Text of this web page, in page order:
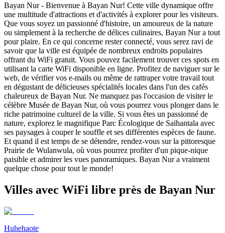
Bayan Nur- Bienvenue à Bayan Nur! Cette ville dynamique offre
une multitude d'attractions et d'activités à explorer pour les visiteurs.
Que vous soyez un passionné d'histoire, un amoureux de la nature
ou simplement à la recherche de délices culinaires, Bayan Nur a tout
pour plaire. En ce qui concerne rester connecté, vous serez ravi de
savoir que la ville est équipée de nombreux endroits populaires
offrant du WiFi gratuit. Vous pouvez facilement trouver ces spots en
utilisant la carte WiFi disponible en ligne. Profitez de naviguer sur le
web, de vérifier vos e-mails ou même de rattraper votre travail tout
en dégustant de délicieuses spécialités locales dans l'un des cafés
chaleureux de Bayan Nur. Ne manquez pas l'occasion de visiter le
célèbre Musée de Bayan Nur, où vous pourrez vous plonger dans le
riche patrimoine culturel de la ville. Si vous êtes un passionné de
nature, explorez le magnifique Parc Écologique de Saihantala avec
ses paysages à couper le souffle et ses différentes espèces de faune.
Et quand il est temps de se détendre, rendez-vous sur la pittoresque
Prairie de Wulanwula, où vous pourrez profiter d'un pique-nique
paisible et admirer les vues panoramiques. Bayan Nur a vraiment
quelque chose pour tout le monde!
Villes avec WiFi libre près de Bayan Nur
Huhehaote